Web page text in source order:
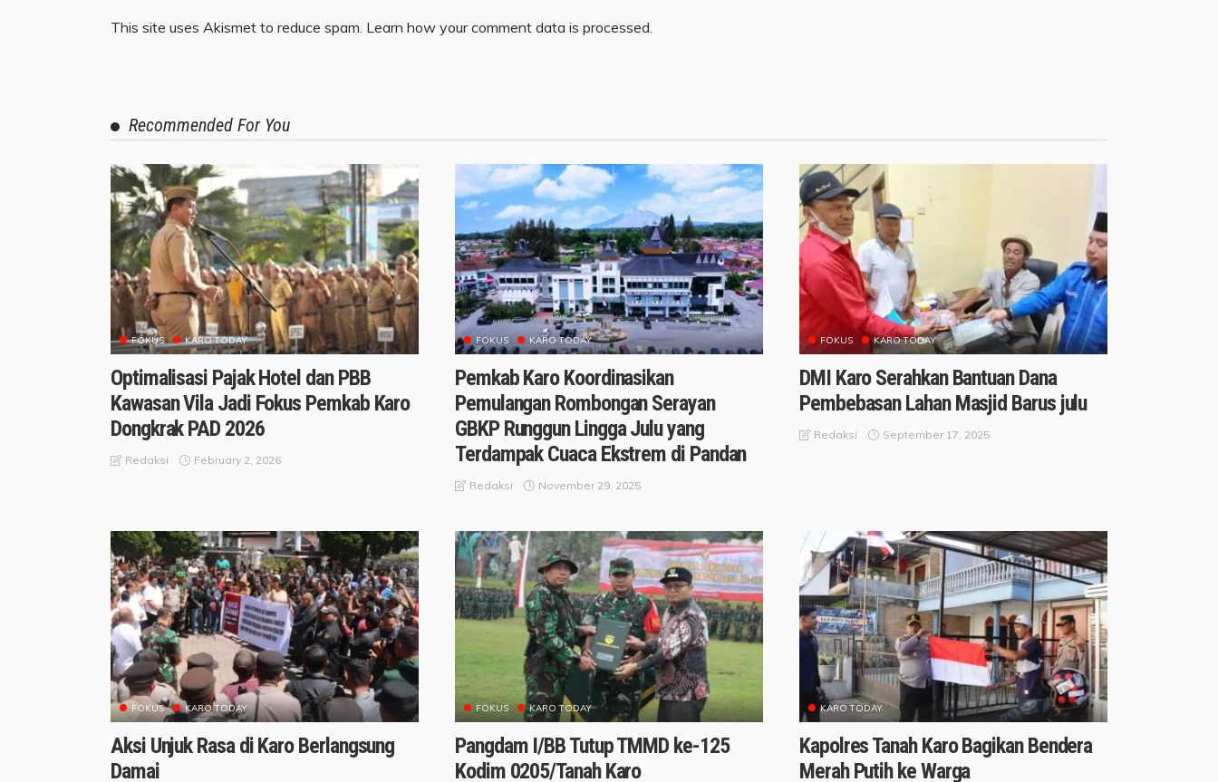
This site uses Akismet to reduce spam. Learn how your comment data is processed.
Recommended For You
FOKUS KARO TODAY
Optimalisasi Pajak Hotel dan PBB
Kawasan Vila Jadi Fokus Pemkab Karo
Dongkrak PAD 2026
Redaksi February 2, 2026
FOKUS KARO TODAY
Pemkab Karo Koordinasikan
Pemulangan Rombongan Serayan
GBKP Runggun Lingga Julu yang
Terdampak Cuaca Ekstrem di Pandan
Redaksi November 29, 2025
FOKUS KARO TODAY
DMI Karo Serahkan Bantuan Dana
Pembebasan Lahan Masjid Barus julu
Redaksi September 17, 2025
FOKUS KARO TODAY
Aksi Unjuk Rasa di Karo Berlangsung
Damai
FOKUS KARO TODAY
Pangdam I/BB Tutup TMMD ke-125
Kodim 0205/Tanah Karo
KARO TODAY
Kapolres Tanah Karo Bagikan Bendera
Merah Putih ke Warga